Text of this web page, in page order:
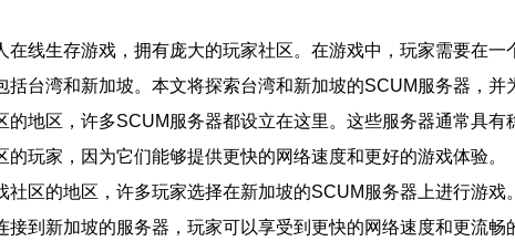
在线生存游戏，拥有庞大的玩家社区。在游戏中，玩家需要在
台湾和新加坡。本文将探索台湾和新加坡的SCUM服务器，并
的地区，许多SCUM服务器都设立在这里。这些服务器通常具
玩家，因为它们能够提供更快的网络速度和更好的游戏体验。
社区的地区，许多玩家选择在新加坡的SCUM服务器上进行游
到新加坡的服务器，玩家可以享受到更快的网络速度和更流畅